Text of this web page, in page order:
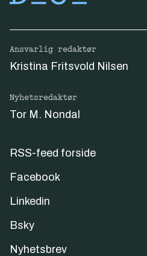
Ansvarlig redaktør
Kristina Fritsvold Nilsen
Nyhetsredaktør
Tor M. Nondal
RSS-feed forside
Facebook
Linkedin
Bsky
Nyhetsbrev